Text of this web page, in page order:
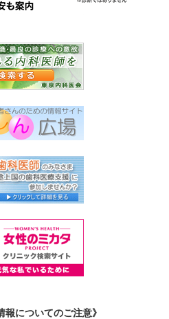
報についてのご注意》